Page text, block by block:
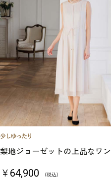
梨地ジョーゼットの上品なワ
￥64,900 （税込）